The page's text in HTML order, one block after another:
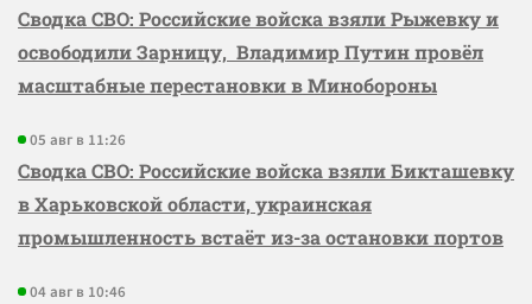
Сводка СВО: Российские войска взяли Рыжевку и
освободили Зарницу, Владимир Путин провёл
масштабные перестановки в Минобороны
05 авг в 11:26
Сводка СВО: Российские войска взяли Бикташевку
в Харьковской области, украинская
промышленность встаёт из-за остановки портов
04 авг в 10:46